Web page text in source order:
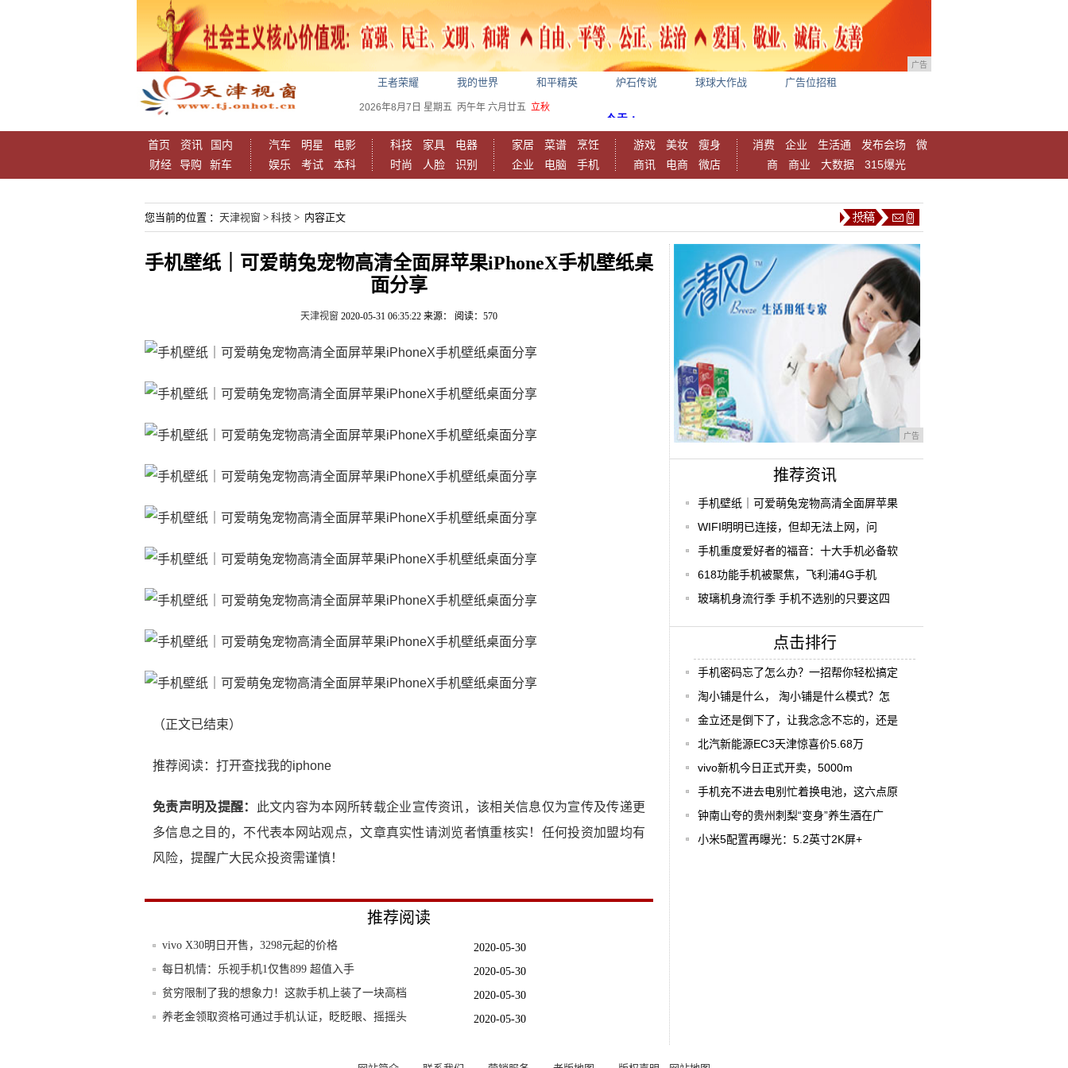
广告
王者荣耀 我的世界 和平精英 炉石传说 球球大作战 广告位招租
2026年8月7日 星期五 丙午年 六月廿五 立秋
首页 资讯
国内
财经
导购 新车
汽车 明星
电影
娱乐
考试 本科
科技 家具
电器
时尚
人脸 识别
家居 菜谱
烹饪
企业
电脑 手机
游戏 美妆
瘦身
商讯
电商 微店
消费 企业 生活通 发布会场
微
商
商业 大数据 315爆光
您当前的位置 ： 天津视窗 > 科技 > 内容正文
手机壁纸｜可爱萌兔宠物高清全面屏苹果iPhoneX手机壁纸桌
面分享
天津视窗 2020-05-31 06:35:22 来源： 阅读：570
（正文已结束）
推荐阅读： 打开查找我的iphone
免责声明及提醒：
此文内容为本网所转载企业宣传资讯，该相关信息仅为宣传及传递更
多信息之目的，不代表本网站观点，文章真实性请浏览者慎重核实！任何投资加盟均有
风险，提醒广大民众投资需谨慎！
推荐阅读
2020-05-30
vivo X30明日开售，3298元起的价格
2020-05-30
每日机情：乐视手机1仅售899 超值入手
2020-05-30
贫穷限制了我的想象力！这款手机上装了一块高档
2020-05-30
养老金领取资格可通过手机认证，眨眨眼、摇摇头
2020年即将上市的三部手机盘点，将迎来一场
广告
推荐资讯
手机壁纸｜可爱萌兔宠物高清全面屏苹果
WIFI明明已连接，但却无法上网，问
手机重度爱好者的福音：十大手机必备软
618功能手机被聚焦，飞利浦4G手机
玻璃机身流行季 手机不选别的只要这四
点击排行
手机密码忘了怎么办？一招帮你轻松搞定
淘小铺是什么， 淘小铺是什么模式？怎
金立还是倒下了，让我念念不忘的，还是
北汽新能源EC3天津惊喜价5.68万
vivo新机今日正式开卖，5000m
手机充不进去电别忙着换电池，这六点原
钟南山夸的贵州刺梨“变身”养生酒在广
小米5配置再曝光：5.2英寸2K屏+